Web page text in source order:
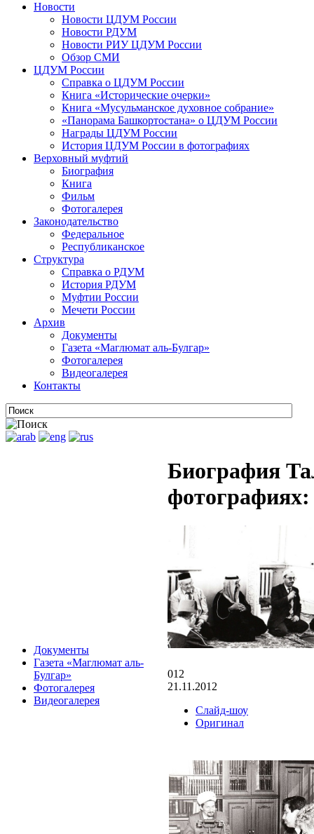
Новости
Новости ЦДУМ России
Новости РДУМ
Новости РИУ ЦДУМ России
Обзор СМИ
ЦДУМ России
Справка о ЦДУМ России
Книга «Исторические очерки»
Книга «Мусульманское духовное собрание»
«Панорама Башкортостана» о ЦДУМ России
Награды ЦДУМ России
История ЦДУМ России в фотографиях
Верховный муфтий
Биография
Книга
Фильм
Фотогалерея
Законодательство
Федеральное
Республиканское
Структура
Справка о РДУМ
История РДУМ
Муфтии России
Мечети России
Архив
Документы
Газета «Маглюмат аль-Булгар»
Фотогалерея
Видеогалерея
Контакты
Документы
Газета «Маглюмат аль-
Булгар»
Фотогалерея
Видеогалерея
Биография
фотографиях:
012
21.11.2012
Слайд-шоу
Оригинал